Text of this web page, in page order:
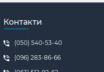
Контакти
(050) 540-53-40
(096) 283-86-66